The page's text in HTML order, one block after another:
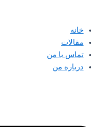
محتوا
خانه
مقالات
تماس با من
درباره من